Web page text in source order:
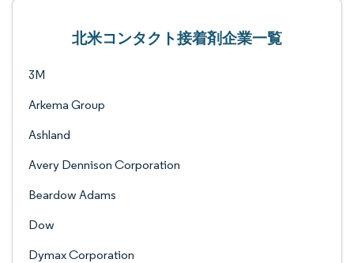
北米コンタクト接着剤企業一覧
3M
Arkema Group
Ashland
Avery Dennison Corporation
Beardow Adams
Dow
Dymax Corporation